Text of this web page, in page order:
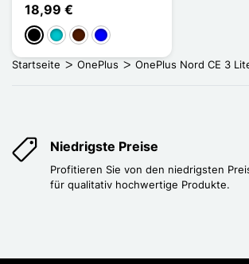
18,99 €
Schwarz
TürkisDunkelbraun
Blau
Startseite OnePlus OnePlus Nord CE 3
Niedrigste Preise
Profitieren Sie von den niedrigsten
für qualitativ hochwertige Produkte.